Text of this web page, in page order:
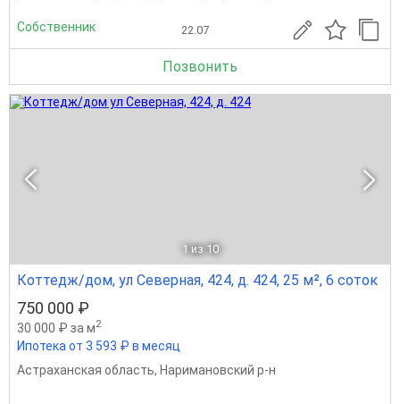
Собственник 22.07
Позвонить
1 из 10
Коттедж/дом, ул Северная, 424, д. 424, 25 м², 6 соток
750 000 ₽
30 000 ₽ за м2
Ипотека от 3 593 ₽ в месяц
Астраханская область, Наримановский р-н